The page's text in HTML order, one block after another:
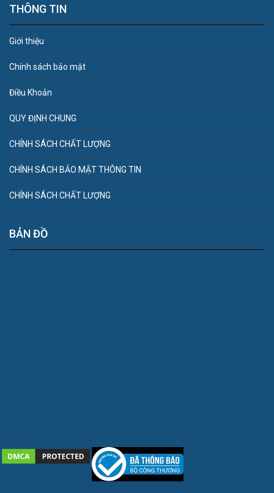
THÔNG TIN
Giới thiệu
Chính sách bảo mật
Điều Khoản
QUY ĐỊNH CHUNG
CHÍNH SÁCH CHẤT LƯỢNG
CHÍNH SÁCH BẢO MẬT THÔNG TIN
CHÍNH SÁCH CHẤT LƯỢNG
BẢN ĐỒ